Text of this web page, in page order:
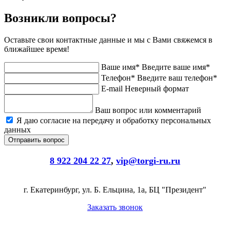
Возникли вопросы?
Оставьте свои контактные данные и мы с Вами свяжемся в
ближайшее время!
Ваше имя* Введите ваше имя*
Телефон* Введите ваш телефон*
E-mail Неверный формат
Ваш вопрос или комментарий
Я даю согласие на передачу и обработку персональных
данных
8 922 204 22 27, vip@torgi-ru.ru
г. Екатеринбург, ул. Б. Ельцина, 1а, БЦ "Президент"
Заказать звонок